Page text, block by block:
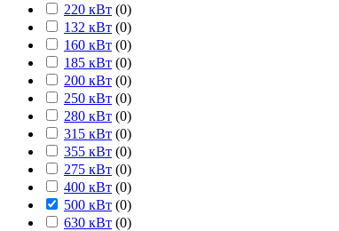
220 кВт (0)
132 кВт (0)
160 кВт (0)
185 кВт (0)
200 кВт (0)
250 кВт (0)
280 кВт (0)
315 кВт (0)
355 кВт (0)
275 кВт (0)
400 кВт (0)
500 кВт (0)
630 кВт (0)